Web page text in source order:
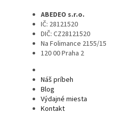
ABEDEO s.r.o.
IČ: 28121520
DIČ: CZ28121520
Na Folimance 2155/15
120 00 Praha 2
Náš príbeh
Blog
Výdajné miesta
Kontakt